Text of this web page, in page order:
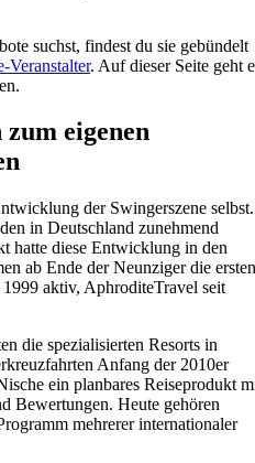
suchst, findest du sie gebündelt
Veranstalter. Auf dieser Seite geht
eigenen
der Swingerszene selbst.
in Deutschland zunehmend
hatte diese Entwicklung in den
ab Ende der Neunziger die ersten
aktiv, AphroditeTravel seit
die spezialisierten Resorts in
Anfang der 2010er
ein planbares Reiseprodukt
Bewertungen. Heute gehören
mehrerer internationaler